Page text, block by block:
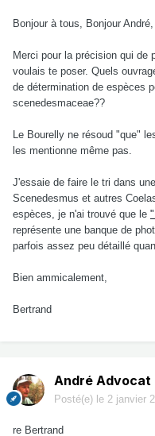
Bonjour à tous, Bonjour André,
Merci pour la précision qui de
voulais te poser. Quels
de détermination de espèces
scenedesmaceae??
Le Bourelly ne résoud "que"
les mentionne même pas.
J'essaie de faire le tri dans
Scenedesmus et autres
espèces, je n'ai trouvé que le
représente une banque de
parfois assez peu détaillé
Bien ammicalement,
Bertrand
André Advocat
Posté(e) le 2 janvier
re Bertrand